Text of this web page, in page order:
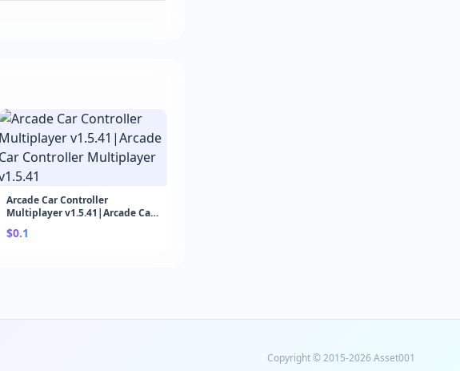
Arcade Car Controller
Multiplayer v1.5.41|Arcade Car
Controller Multiplayer v1.5.41
$0.1
Copyright © 2015-2026 Asset001